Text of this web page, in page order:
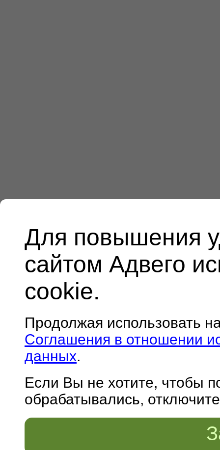
Для повышения
сайтом Адвего
cookie.
Продолжая использовать
Соглашения в отношении
данных.
Если Вы не хотите, чтобы
обрабатывались,